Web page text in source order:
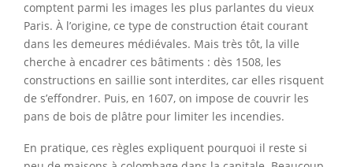
comptent parmi les images les plus parlantes du vieux
Paris. À l’origine, ce type de construction était courant
dans les demeures médiévales. Mais très tôt, la ville
cherche à encadrer ces bâtiments : dès 1508, les
constructions en saillie sont interdites, car elles risquent
de s’effondrer. Puis, en 1607, on impose de couvrir les
pans de bois de plâtre pour limiter les incendies.
En pratique, ces règles expliquent pourquoi il reste si